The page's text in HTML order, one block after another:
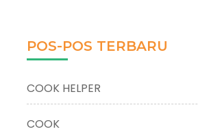
POS-POS TERBARU
COOK HELPER
COOK